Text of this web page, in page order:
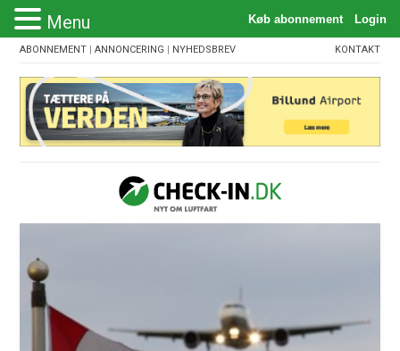
ABONNEMENT |ANNONCERING | NYHEDSBREV KONTAKT
Menu